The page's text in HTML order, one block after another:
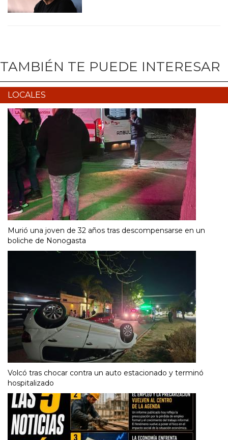
TAMBIÉN TE PUEDE INTERESAR
LOCALES
Murió una joven de 32 años tras descompensarse en un
boliche de Nonogasta
Volcó tras chocar contra un auto estacionado y terminó
hospitalizado